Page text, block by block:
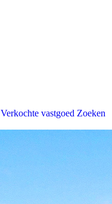
Verkochte vastgoed Zoeken